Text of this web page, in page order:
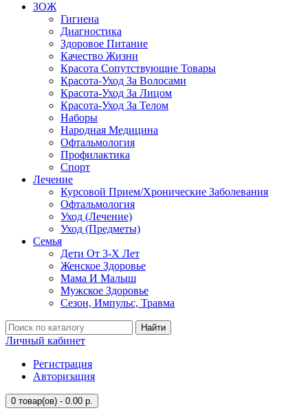
ЗОЖ
Гигиена
Диагностика
Здоровое Питание
Качество Жизни
Красота Сопутствующие Товары
Красота-Уход За Волосами
Красота-Уход За Лицом
Красота-Уход За Телом
Наборы
Народная Медицина
Офтальмология
Профилактика
Спорт
Лечение
Курсовой Прием/Хронические Заболевания
Офтальмология
Уход (Лечение)
Уход (Предметы)
Семья
Дети От 3-Х Лет
Женское Здоровье
Мама И Малыш
Мужское Здоровье
Сезон, Импульс, Травма
Найти
Личный кабинет
Регистрация
Авторизация
0 товар(ов) - 0.00 р.